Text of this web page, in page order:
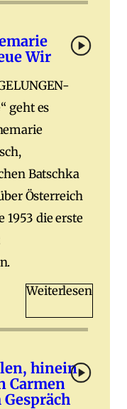
Wir
geht es
Batschka
Österreich
1953 die erste
Weiterlesen
hinein
Carmen